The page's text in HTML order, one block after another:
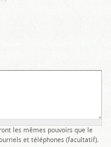
les mêmes pouvoirs que le
et téléphones (facultatif).